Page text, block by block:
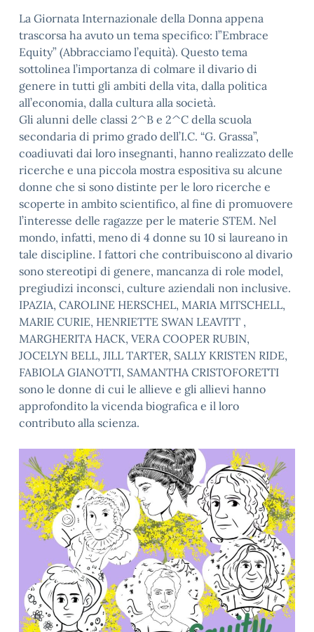
La Giornata Internazionale della Donna appena
trascorsa ha avuto un tema specifico: l”Embrace
Equity” (Abbracciamo l’equità). Questo tema
sottolinea l’importanza di colmare il divario di
genere in tutti gli ambiti della vita, dalla politica
all’economia, dalla cultura alla società.
Gli alunni delle classi 2^B e 2^C della scuola
secondaria di primo grado dell’I.C. “G. Grassa”,
coadiuvati dai loro insegnanti, hanno realizzato delle
ricerche e una piccola mostra espositiva su alcune
donne che si sono distinte per le loro ricerche e
scoperte in ambito scientifico, al fine di promuovere
l’interesse delle ragazze per le materie STEM. Nel
mondo, infatti, meno di 4 donne su 10 si laureano in
tale discipline. I fattori che contribuiscono al divario
sono stereotipi di genere, mancanza di role model,
pregiudizi inconsci, culture aziendali non inclusive.
IPAZIA, CAROLINE HERSCHEL, MARIA MITSCHELL,
MARIE CURIE, HENRIETTE SWAN LEAVITT ,
MARGHERITA HACK, VERA COOPER RUBIN,
JOCELYN BELL, JILL TARTER, SALLY KRISTEN RIDE,
FABIOLA GIANOTTI, SAMANTHA CRISTOFORETTI
sono le donne di cui le allieve e gli allievi hanno
approfondito la vicenda biografica e il loro
contributo alla scienza.